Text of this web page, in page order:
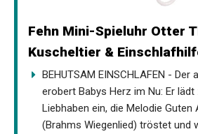
Fehn Mini-Spieluhr Otter
Kuscheltier &
BEHUTSAM EINSCHLAFEN -
erobert Babys Herz im Nu: Er
Liebhaben ein, die Melodie Guten
(Brahms Wiegenlied) tröstet und